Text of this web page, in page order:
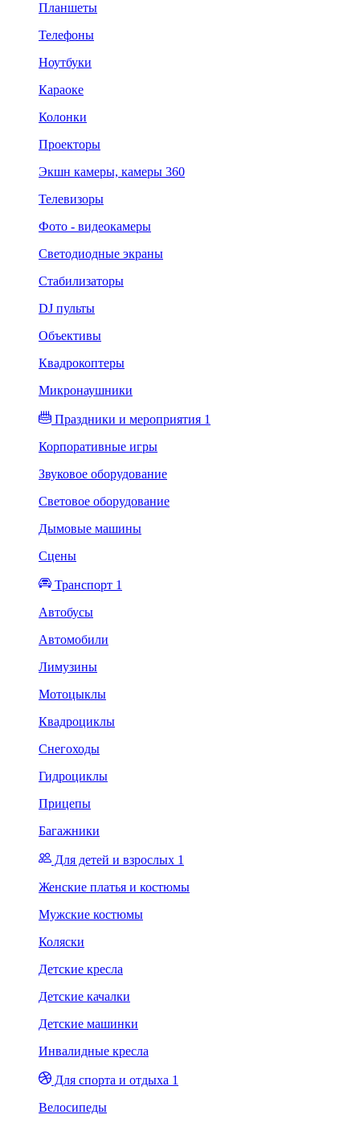
Планшеты
Телефоны
Ноутбуки
Караоке
Колонки
Проекторы
Экшн камеры, камеры 360
Телевизоры
Фото - видеокамеры
Светодиодные экраны
Стабилизаторы
DJ пульты
Объективы
Квадрокоптеры
Микронаушники
Праздники и мероприятия 1
Корпоративные игры
Звуковое оборудование
Световое оборудование
Дымовые машины
Сцены
Транспорт 1
Автобусы
Автомобили
Лимузины
Мотоцыклы
Квадроциклы
Снегоходы
Гидроциклы
Прицепы
Багажники
Для детей и взрослых 1
Женские платья и костюмы
Мужские костюмы
Коляски
Детские кресла
Детские качалки
Детские машинки
Инвалидные кресла
Для спорта и отдыха 1
Велосипеды